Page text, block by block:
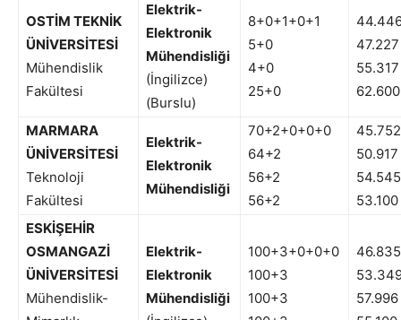
OSTİM TEKNİK
ÜNİVERSİTESİ
Mühendislik
Fakültesi
Elektrik-
Elektronik
Mühendisliği
(İngilizce)
(Burslu)
8+0+1+0+1
5+0
4+0
25+0
47.227
55.317
62.600
MARMARA
ÜNİVERSİTESİ
Teknoloji
Fakültesi
Elektrik-
Elektronik
Mühendisliği
70+2+0+0+0
64+2
56+2
56+2
45.752
50.917
54.545
53.100
ESKİŞEHİR
OSMANGAZİ
ÜNİVERSİTESİ
Mühendislik-
Elektrik-
Elektronik
Mühendisliği
100+3+0+0+0
100+3
100+3
46.835
57.996